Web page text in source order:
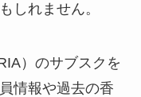
しれません。
）のサブスクを
情報や過去の香